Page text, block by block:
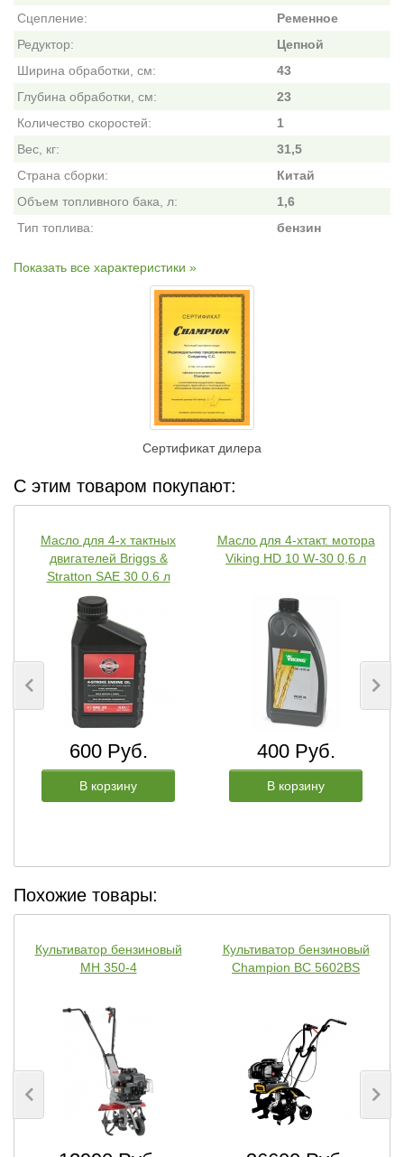
Сцепление:
Ременное
Редуктор:
Цепной
Ширина обработки, см:
43
Глубина обработки, см:
23
Количество скоростей:
1
Вес, кг:
31,5
Страна сборки:
Китай
Объем топливного бака, л:
1,6
Тип топлива:
бензин
Показать все характеристики »
Сертификат дилера
С этим товаром покупают:
Масло для 4-х тактных
двигателей Briggs &
Stratton SAE 30 0.6 л
600 Руб.
В корзину
Масло для 4-хтакт. мотора
Viking HD 10 W-30 0,6 л
400 Руб.
В корзину
Похожие товары:
Культиватор бензиновый
MH 350-4
Культиватор бензиновый
Champion BC 5602BS